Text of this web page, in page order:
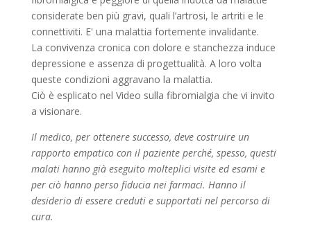
considerate ben più gravi, quali l’artrosi, le artriti e le
connettiviti. E' una malattia fortemente invalidante.
La convivenza cronica con dolore e stanchezza induce
depressione e assenza di progettualità. A loro volta
queste condizioni aggravano la malattia.
Ciò è esplicato nel Video sulla fibromialgia che vi invito
a visionare.
Il medico, per ottenere successo, deve costruire un
rapporto empatico con il paziente perché, spesso, questi
malati hanno già eseguito molteplici visite ed esami e
per ciò hanno perso fiducia nei farmaci. Hanno il
desiderio di essere creduti e supportati nel percorso di
cura.